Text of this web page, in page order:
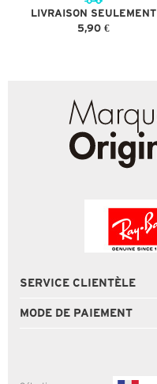
LIVRAISON SEULEMENT
5,90 €
SERVICE CLIENTÈLE
MODE DE PAIEMENT